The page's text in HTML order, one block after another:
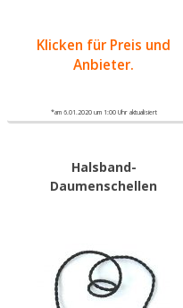
Klicken für Preis und
Anbieter.
*am 6.01.2020 um 1:00 Uhr aktualisiert
Halsband-
Daumenschellen